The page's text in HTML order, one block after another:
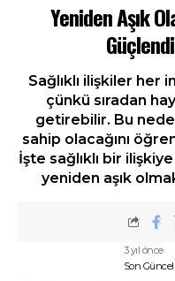
Yeniden Aşık
Sağlıklı ilişkiler her
çünkü sıradan
getirebilir. Bu
sahip olacağını
İşte sağlıklı bir
yeniden aşık
Son
3 yıl önce